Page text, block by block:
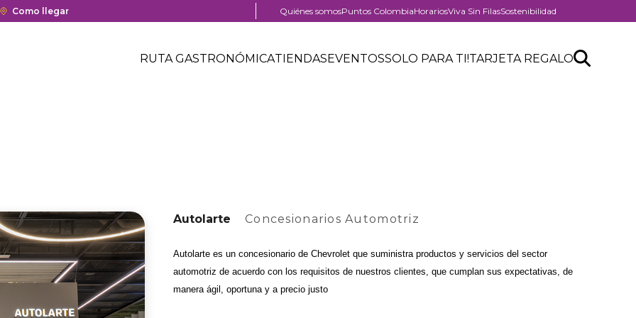
y cierre del centro comercial.
Enlace
Como llegar
Menú
Quiénes somosPuntos ColombiaHorariosViva Sin FilasSostenibilidad
Header
Menú
RUTA GASTRONÓMICATIENDASEVENTOSSOLO PARA TI!TARJETA REGALOSearch
Buscar
Autolarte Concesionarios Automotriz
Autolarte es un concesionario de Chevrolet que suministra productos y servicios del sector
automotriz de acuerdo con los requisitos de nuestros clientes, que cumplan sus expectativas, de
manera ágil, oportuna y a precio justo